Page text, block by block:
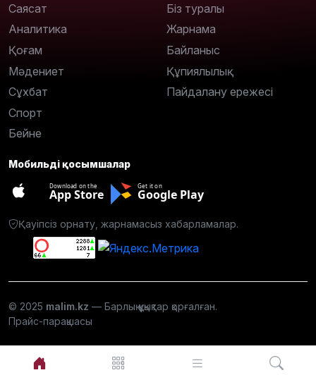
Саясат
Аналитика
Қоғам
Мәдениет
Сұхбат
Спорт
Бейне
Біз туралы
Жарнама
Байланыс
Құпиялылық
Пайдалану ережесі
Мобильді қосымшалар
Download on the
App Store
Get it on
Google Play
Қауіпсіз орнату, жарнамасыз хабарламалар.
© 2025 malim.kz — Барлық құқықтар қорғалған.
Прайс-парақшасы